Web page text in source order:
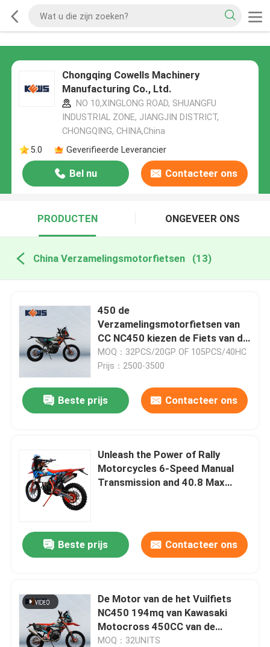
Chongqing Cowells Machinery
Manufacturing Co., Ltd.
NO 10,XINGLONG ROAD, SHUANGFU
INDUSTRIAL ZONE, JIANGJIN DISTRICT,
CHONGQING, CHINA,China
5.0
Geverifieerde Leverancier
Bel nu Contacteer ons
PRODUCTEN ONGEVEER ONS
China Verzamelingsmotorfietsen (13)
450 de
Verzamelingsmotorfietsen van
CC NC450 kiezen de Fiets van de
Cilinderktm Verzameling uit
MOQ：32PCS/20GP OF 105PCS/40HC
Prijs：2500-3500
Beste prijs Contacteer ons
Unleash the Power of Rally
Motorcycles 6-Speed Manual
Transmission and 40.8 Max
Beste prijs Contacteer ons
De Motor van de het Vuilfiets
NC450 194mq van Kawasaki
Motocross 450CC van de
Kewsmotorfiets
MOQ：32UNITS